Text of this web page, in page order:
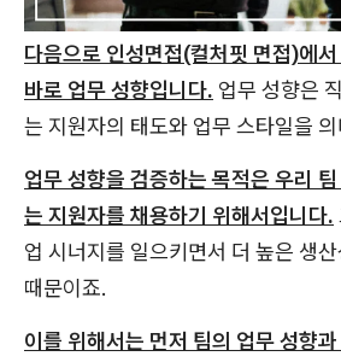
다음으로 인성면접(컬처핏 면접)에
바로 업무 성향입니다. 업무 성향은
는 지원자의 태도와 업무 스타일을
업무 성향을 검증하는 목적은 우리
는 지원자를 채용하기 위해서입니다.
업 시너지를 일으키면서 더 높은 생
때문이죠.
이를 위해서는 먼저 팀의 업무 성향